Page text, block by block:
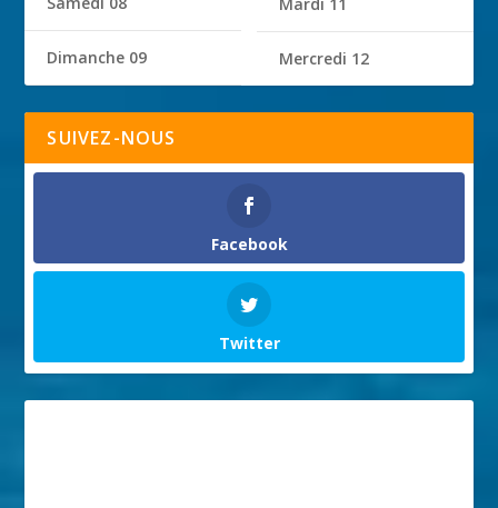
Dimanche 09 Mercredi 12
SUIVEZ-NOUS
Facebook
Twitter